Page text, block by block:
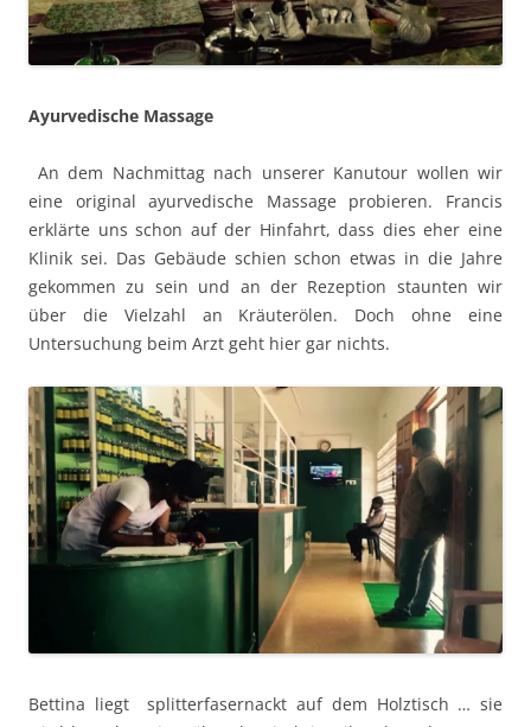
Ayurvedische Massage
An dem Nachmittag nach unserer Kanutour wollen wir
eine original ayurvedische Massage probieren. Francis
erklärte uns schon auf der Hinfahrt, dass dies eher eine
Klinik sei. Das Gebäude schien schon etwas in die Jahre
gekommen zu sein und an der Rezeption staunten wir
über die Vielzahl an Kräuterölen. Doch ohne eine
Untersuchung beim Arzt geht hier gar nichts.
Bettina liegt splitterfasernackt auf dem Holztisch … sie